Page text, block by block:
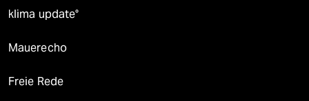
klima update°
Mauerecho
Freie Rede